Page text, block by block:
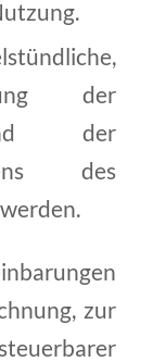
der
der
des
zur